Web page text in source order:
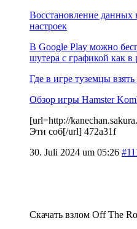
Восстановление данных
настроек
В Google Play можно
шутера с графикой как в
Где в игре туземцы взять
Обзор игры Hamster
[url=http://
Эти соб[/url] 472a31f
30. Juli 2024 um 05:26
Скачать взлом Off The